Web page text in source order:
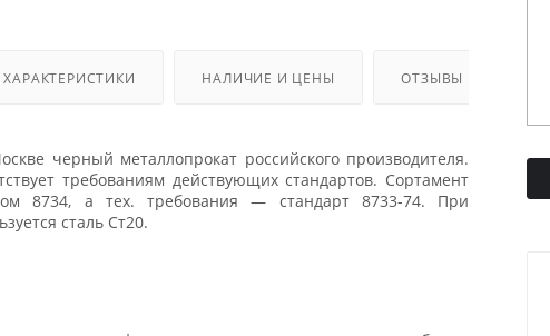
ХАРАКТЕРИСТИКИ НАЛИЧИЕ И ЦЕНЫ ОТЗЫВЫ
черный металлопрокат российского производителя.
требованиям действующих стандартов. Сортамент
8734, а тех. требования — стандарт 8733-74. При
сталь Ст20.